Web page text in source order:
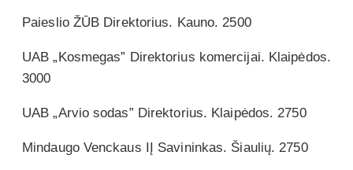
Paieslio ŽŪB Direktorius. Kauno. 2500
UAB „Kosmegas” Direktorius komercijai. Klaipėdos.
3000
UAB „Arvio sodas” Direktorius. Klaipėdos. 2750
Mindaugo Venckaus IĮ Savininkas. Šiaulių. 2750